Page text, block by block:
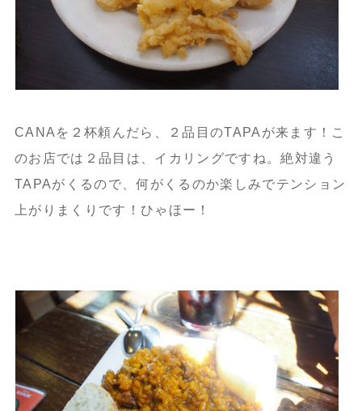
CANAを２杯頼んだら、２品目のTAPAが来ます！こ
のお店では２品目は、イカリングですね。絶対違う
TAPAがくるので、何がくるのか楽しみでテンション
上がりまくりです！ひゃほー！